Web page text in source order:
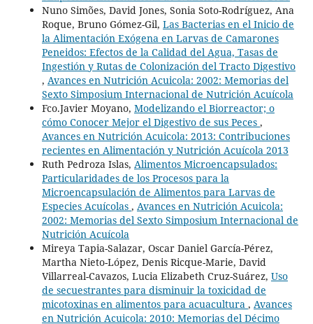
Nuno Simões, David Jones, Sonia Soto-Rodríguez, Ana
Roque, Bruno Gómez-Gil, Las Bacterias en el Inicio de
la Alimentación Exógena en Larvas de Camarones
Peneidos: Efectos de la Calidad del Agua, Tasas de
Ingestión y Rutas de Colonización del Tracto Digestivo
, Avances en Nutrición Acuicola: 2002: Memorias del
Sexto Simposium Internacional de Nutrición Acuícola
Fco.Javier Moyano, Modelizando el Biorreactor; o
cómo Conocer Mejor el Digestivo de sus Peces ,
Avances en Nutrición Acuicola: 2013: Contribuciones
recientes en Alimentación y Nutrición Acuícola 2013
Ruth Pedroza Islas, Alimentos Microencapsulados:
Particularidades de los Procesos para la
Microencapsulación de Alimentos para Larvas de
Especies Acuícolas , Avances en Nutrición Acuicola:
2002: Memorias del Sexto Simposium Internacional de
Nutrición Acuícola
Mireya Tapia-Salazar, Oscar Daniel García-Pérez,
Martha Nieto-López, Denis Ricque-Marie, David
Villarreal-Cavazos, Lucia Elizabeth Cruz-Suárez, Uso
de secuestrantes para disminuir la toxicidad de
micotoxinas en alimentos para acuacultura , Avances
en Nutrición Acuicola: 2010: Memorias del Décimo